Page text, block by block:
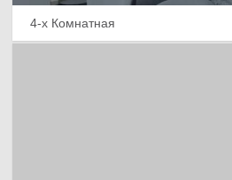
4-х Комнатная